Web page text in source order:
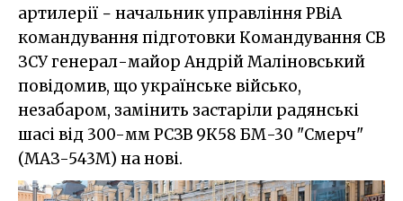
артилерії − начальник управління РВіА
командування підготовки Командування СВ
ЗСУ генерал-майор Андрій Маліновський
повідомив, що українське військо,
незабаром, замінить застаріли радянські
шасі від 300-мм РСЗВ 9К58 БМ-30 "Смерч"
(МАЗ-543М) на нові.